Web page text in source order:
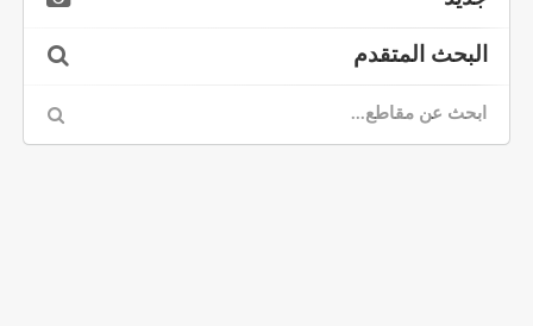
البحث المتقدم